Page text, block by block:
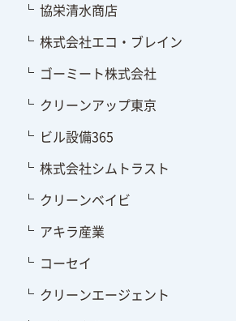
協栄清水商店
株式会社エコ・ブレイン
ゴーミート株式会社
クリーンアップ東京
ビル設備365
株式会社シムトラスト
クリーンベイビ
アキラ産業
コーセイ
クリーンエージェント